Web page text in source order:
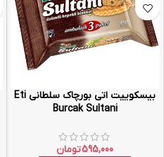
بیسکوییت اتی بورچاک سلطانی Eti
Burcak Sultani
595,000تومان